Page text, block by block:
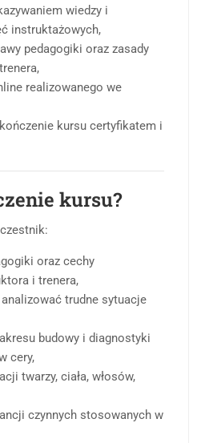
wiedzy i
instruktażowych,
pedagogiki oraz zasady
realizowanego we
kursu certyfikatem i
kursu?
oraz cechy
i trenera,
trudne sytuacje
budowy i diagnostyki
cery,
twarzy, ciała, włosów,
czynnych stosowanych w